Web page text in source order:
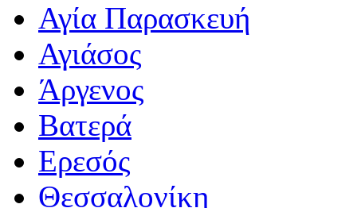
Αγία Παρασκευή
Αγιάσος
Άργενος
Βατερά
Ερεσός
Θεσσαλονίκη